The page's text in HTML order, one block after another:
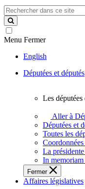
Rechercher
dans
ce
site
Menu Fermer
English
Députées et députés
députées
députés
vous
représentent
sein
de
l'Assemblée
Les
Aller à
Députées et
Toutes les
Coordonnées
La présidente
In memoriam
Fermer
Affaires législatives